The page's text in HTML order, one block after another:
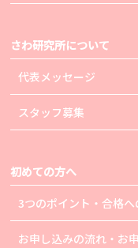
さわ研究所について
代表メッセージ
スタッフ募集
初めての方へ
3つのポイント・合格へ
お申し込みの流れ・お